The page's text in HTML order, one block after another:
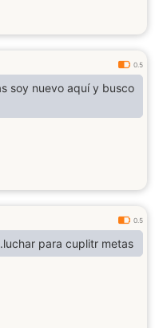
0.5
soy nuevo aquí y busco
0.5
para cuplitr metas